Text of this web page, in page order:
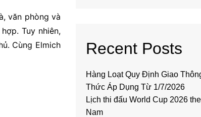
văn phòng và
Tuy nhiên,
Cùng Elmich
Recent Posts
Hàng Loạt Quy Định Giao
Thức Áp Dụng Từ 1/7/2026
Lịch thi đấu World Cup 2026
Nam